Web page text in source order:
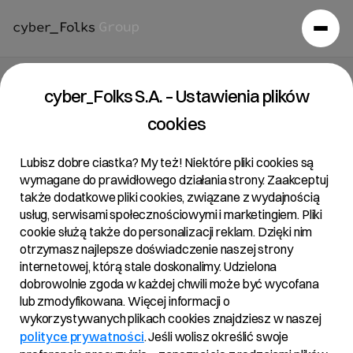
Strona główna/Raporty
Jednostkowy Raport Roczny za 2021 r.
Jednostkowy Raport Roczny
za 2021 r.
24/03/2022
Załączniki:
Sprawozdanie Zarządu z Działalności R22 i
Grupy Kapitałowej R22 w 2021 – po korekcie
PDF
cyber_Folks S.A. – Ustawienia plików
cookies
Lubisz dobre ciastka? My też! Niektóre pliki cookies są
wymagane do prawidłowego działania strony. Zaakceptuj
także dodatkowe pliki cookies, związane z wydajnością
usług, serwisami społecznościowymi i marketingiem. Pliki
cookie służą także do personalizacji reklam. Dzięki nim
otrzymasz najlepsze doświadczenie naszej strony
internetowej, którą stale doskonalimy. Udzielona
dobrowolnie zgoda w każdej chwili może być wycofana
lub zmodyfikowana. Więcej informacji o
wykorzystywanych plikach cookies znajdziesz w naszej
polityce prywatności. Jeśli wolisz określić swoje